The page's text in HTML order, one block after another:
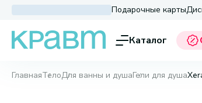
Подарочные карты
Каталог
ГлавнаяТелоДля ванны и душаГели для душа